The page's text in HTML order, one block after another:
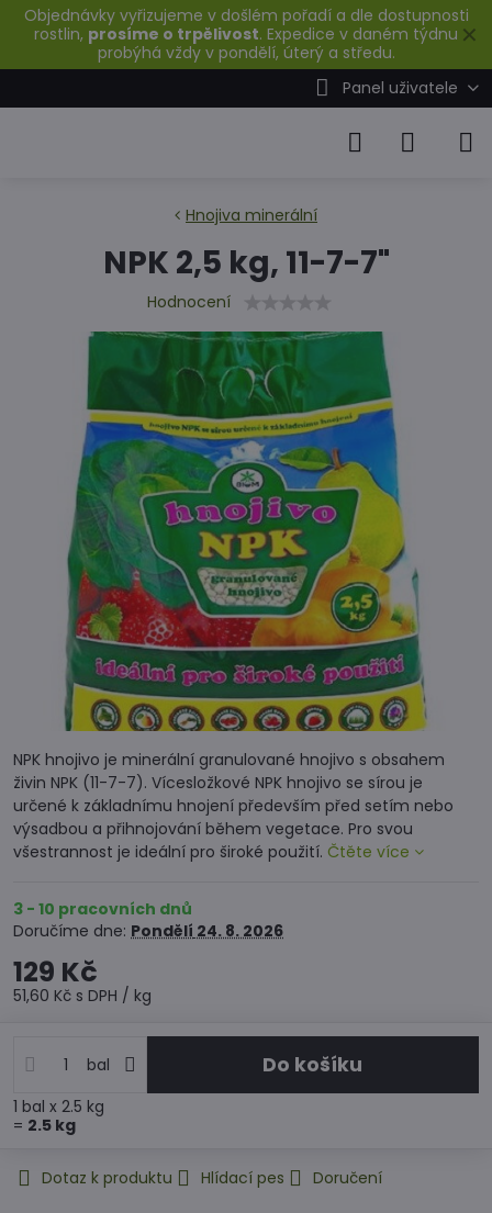
✕
Objednávky vyřizujeme v došlém pořadí a dle dostupnosti
rostlin, prosíme o trpělivost. Expedice v daném týdnu
probýhá vždy v pondělí, úterý a středu.
Panel uživatele
Hnojiva minerální
NPK 2,5 kg, 11-7-7"
Hodnocení
NPK hnojivo je minerální granulované hnojivo s obsahem
živin NPK (11-7-7). Vícesložkové NPK hnojivo se sírou je
určené k základnímu hnojení především před setím nebo
výsadbou a přihnojování během vegetace. Pro svou
všestrannost je ideální pro široké použití. Čtěte více
3 - 10 pracovních dnů
Doručíme dne: Pondělí 24. 8. 2026
129 Kč
51,60 Kč s DPH / kg
bal Do košíku
1 bal x 2.5 kg
= 2.5 kg
Dotaz k produktu Hlídací pes Doručení